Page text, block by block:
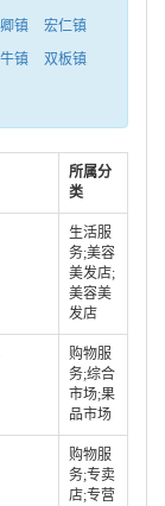
镇
宏仁镇
镇
双板镇
所属分
类
生活服
务;美容
美发店;
美容美
发店
购物服
务;综合
市场;果
品市场
购物服
务;专卖
店;专营